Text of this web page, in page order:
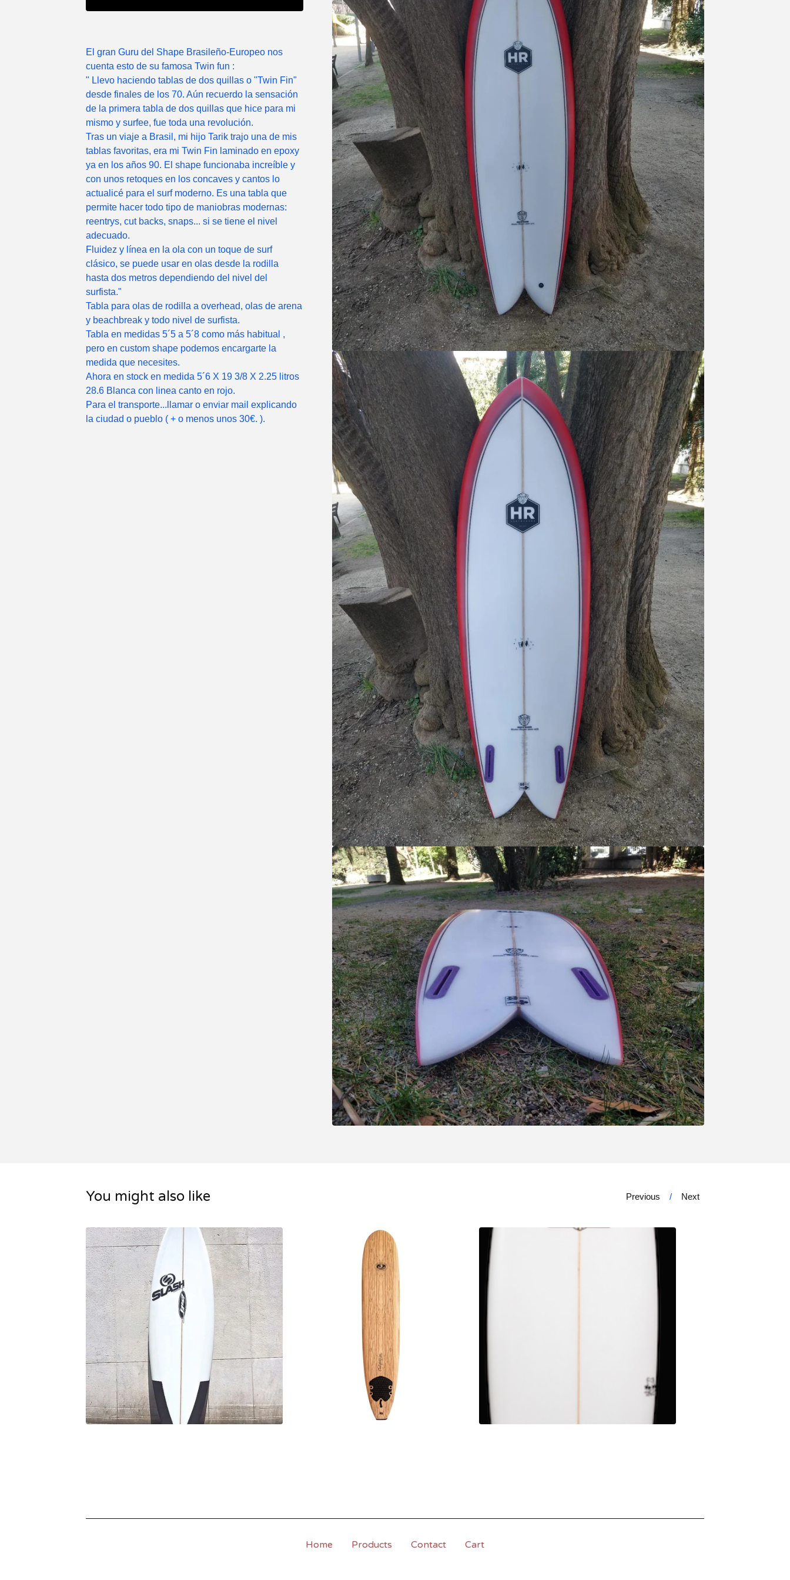
El gran Guru del Shape Brasileño-Europeo nos
cuenta esto de su famosa Twin fun :
" Llevo haciendo tablas de dos quillas o "Twin Fin"
desde finales de los 70. Aún recuerdo la sensación
de la primera tabla de dos quillas que hice para mi
mismo y surfee, fue toda una revolución.
Tras un viaje a Brasil, mi hijo Tarik trajo una de mis
tablas favoritas, era mi Twin Fin laminado en epoxy
ya en los años 90. El shape funcionaba increíble y
con unos retoques en los concaves y cantos lo
actualicé para el surf moderno. Es una tabla que
permite hacer todo tipo de maniobras modernas:
reentrys, cut backs, snaps... si se tiene el nivel
adecuado.
Fluidez y línea en la ola con un toque de surf
clásico, se puede usar en olas desde la rodilla
hasta dos metros dependiendo del nivel del
surfista."
Tabla para olas de rodilla a overhead, olas de arena
y beachbreak y todo nivel de surfista.
Tabla en medidas 5´5 a 5´8 como más habitual ,
pero en custom shape podemos encargarte la
medida que necesites.
Ahora en stock en medida 5´6 X 19 3/8 X 2.25 litros
28.6 Blanca con linea canto en rojo.
Para el transporte...llamar o enviar mail explicando
la ciudad o pueblo ( + o menos unos 30€. ).
You might also like Previous Next
Home Products Contact Cart